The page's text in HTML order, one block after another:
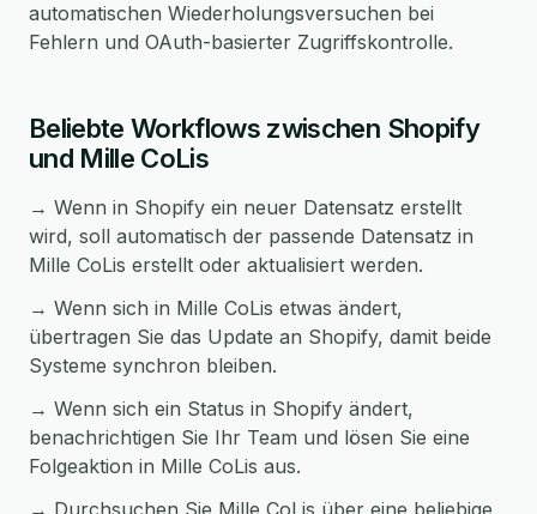
automatischen Wiederholungsversuchen bei
Fehlern und OAuth-basierter Zugriffskontrolle.
Beliebte Workflows zwischen Shopify
und Mille CoLis
→ Wenn in Shopify ein neuer Datensatz erstellt
wird, soll automatisch der passende Datensatz in
Mille CoLis erstellt oder aktualisiert werden.
→ Wenn sich in Mille CoLis etwas ändert,
übertragen Sie das Update an Shopify, damit beide
Systeme synchron bleiben.
→ Wenn sich ein Status in Shopify ändert,
benachrichtigen Sie Ihr Team und lösen Sie eine
Folgeaktion in Mille CoLis aus.
→ Durchsuchen Sie Mille CoLis über eine beliebige